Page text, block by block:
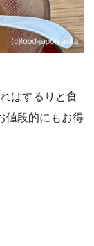
はするりと食
値段的にもお得